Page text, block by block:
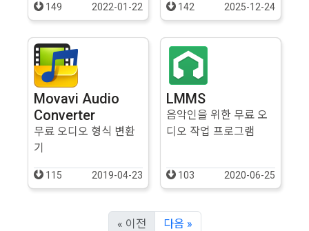
149 2022-01-22 142 2025-12-24
Movavi Audio
Converter
무료 오디오 형식 변환
기
115 2019-04-23
LMMS
음악인을 위한 무료 오
디오 작업 프로그램
103 2020-06-25
« 이전 다음 »